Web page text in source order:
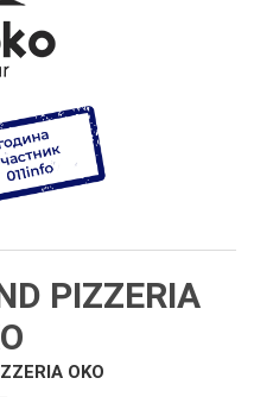
PIZZERIA
OKO